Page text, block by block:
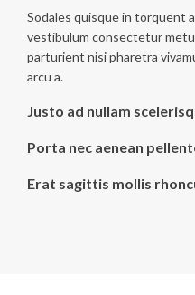
Sodales quisque in torquent
vestibulum consectetur
parturient nisi pharetra
arcu a.
Justo ad nullam
Porta nec aenean
Erat sagittis mollis